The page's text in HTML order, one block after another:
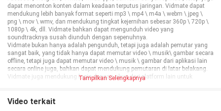
dapat menonton konten dalam keadaan terputus jaringan. Vidmate dapat
mendukung lebih banyak format seperti mp3 \ mp4 \ m4a \ webm \ jpeg \
png \ mov \ wmv, dan mendukung tingkat kejernihan sebesar 360p \ 720p \
1080p \ 4k, dll. Vidmate bahkan dapat mengunduh video yang
soundtracknya susah diunduh dengan sepenuhnya.
Vidmate bukan hanya adalah pengunduh, tetapi juga adalah pemutar yang
sangat baik, yang tidak hanya dapat memutar video \ musik\ gambar secara
offline, tetapi juga dapat memutar video \ musik \ gambar dari aplikasi lain
secara online juga, bahkan dapat mendukung pemutaran di latar belakang.
Vidmate juga mendukung login dengan akun dari platform lain untuk
menginstal terlalu banyak aplikasi, Anda boleh saja menonton konten
Tampilkan Selengkapnya
Video terkait